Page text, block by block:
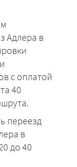
Адлера в
с оплатой
40
переезд
в
до 40